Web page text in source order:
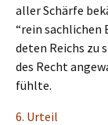
aller Schär­fe
“rein sachli­chen
de­ten Reichs zu
des Recht
fühlte.
6. Urteil